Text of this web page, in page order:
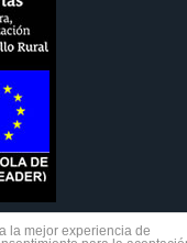
la mejor experiencia de